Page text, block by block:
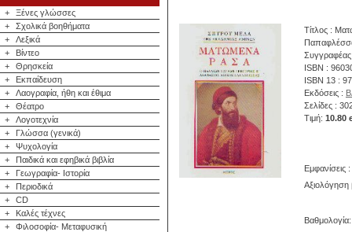
+
Ξένες γλώσσες
+
Σχολικά βοηθήματα
+
Λεξικά
+
Βίντεο
+
Θρησκεία
+
Εκπαίδευση
+
Λαογραφία, ήθη και έθιμα
+
Θέατρο
+
Λογοτεχνία
+
Γλώσσα (γενικά)
+
Ψυχολογία
+
Παιδικά και εφηβικά βιβλία
+
Γεωγραφία- Ιστορία
+
Περιοδικά
+
CD
+
Καλές τέχνες
+
Φιλοσοφία- Μεταφυσική
Τίτλος :
ISBN :
ISBN 13 :
Εκδόσεις :
Σελίδες :
Τιμή: 10.80
Εμφανίσεις
Αξιολόγηση